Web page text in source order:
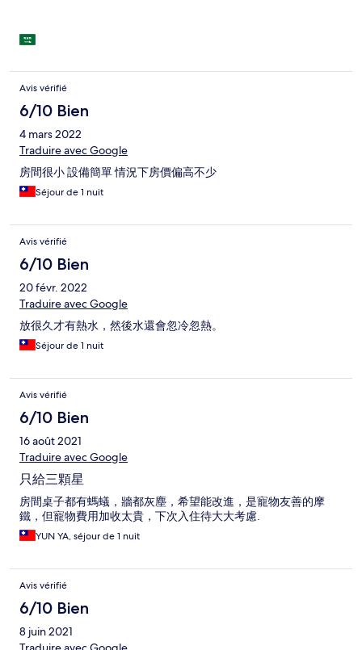
Avis vérifié
6/10 Bien
4 mars 2022
Traduire avec Google
房間很小 設備簡單 情況下房價偏高不少
Séjour de 1 nuit
Avis vérifié
6/10 Bien
20 févr. 2022
Traduire avec Google
放很久才有熱水，然後水還會忽冷忽熱。
Séjour de 1 nuit
Avis vérifié
6/10 Bien
16 août 2021
Traduire avec Google
只給三顆星
房間桌子都有螞蟻，牆都灰塵，希望能改進，是寵物友善的摩
鐵，但寵物費用加收太貴，下次入住待大大考慮.
YUN YA, séjour de 1 nuit
Avis vérifié
6/10 Bien
8 juin 2021